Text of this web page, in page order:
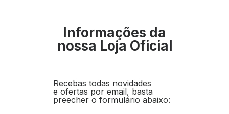
Informações da
nossa Loja Oficial
Recebas todas novidades
e ofertas por email, basta
preecher o formulário abaixo: